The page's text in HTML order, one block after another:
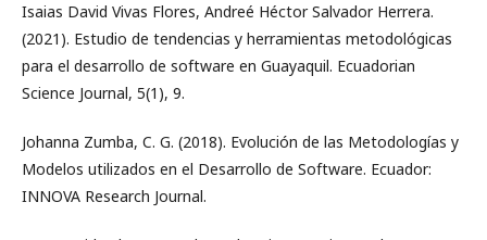
Isaias David Vivas Flores, Andreé Héctor Salvador Herrera.
(2021). Estudio de tendencias y herramientas metodológicas
para el desarrollo de software en Guayaquil. Ecuadorian
Science Journal, 5(1), 9.
Johanna Zumba, C. G. (2018). Evolución de las Metodologías y
Modelos utilizados en el Desarrollo de Software. Ecuador:
INNOVA Research Journal.